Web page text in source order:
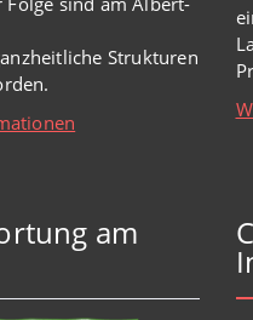
iche Strukturen
.
am